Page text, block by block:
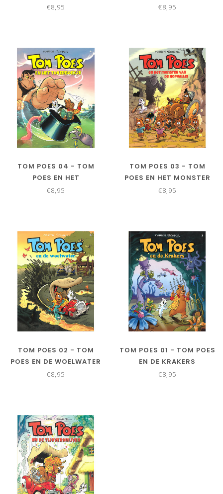
JAKKERJEKKER
€8,95 €8,95
TOM POES 04 - TOM
POES EN HET
TOVERBOEKJE
€8,95
TOM POES 03 - TOM
POES EN HET MONSTER
VAN DE HOPVALLEI
€8,95
TOM POES 02 - TOM
POES EN DE WOELWATER
€8,95
TOM POES 01 - TOM POES
EN DE KRAKERS
€8,95